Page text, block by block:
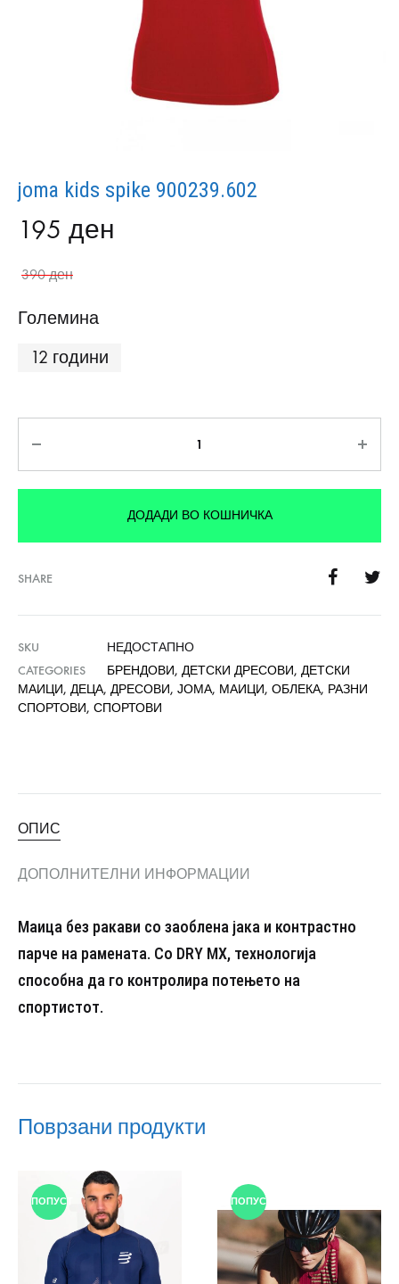
joma kids spike 900239.602
195 ден
390ден
Големина
12 години
ДОДАДИ ВО КОШНИЧКА
SHARE
SKU
НЕДОСТАПНО
CATEGORIES
БРЕНДОВИ, ДЕТСКИ ДРЕСОВИ, ДЕТСКИ
МАИЦИ, ДЕЦА, ДРЕСОВИ, ЈОМА, МАИЦИ, ОБЛЕКА, РАЗНИ
СПОРТОВИ, СПОРТОВИ
ОПИС
ДОПОЛНИТЕЛНИ ИНФОРМАЦИИ
Маица без ракави со заоблена јака и контрастно
парче на рамената. Со DRY MX, технологија
способна да го контролира потењето на
спортистот.
Поврзани продукти
ПОПУСТ ПОПУСТ